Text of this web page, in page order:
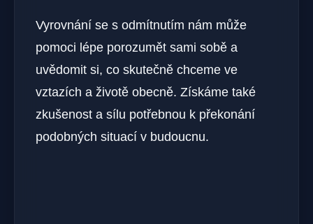
Vyrovnání se s odmítnutím nám může
pomoci lépe porozumět sami sobě a
uvědomit si, co skutečně chceme ve
vztazích a životě obecně. Získáme také
zkušenost a sílu potřebnou k překonání
podobných situací v budoucnu.